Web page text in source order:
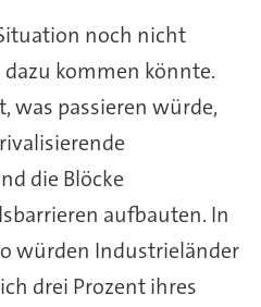
noch nicht
dazu kommen könnte.
was passieren würde,
die Blöcke
aufbauten. In
würden Industrieländer
drei Prozent ihres